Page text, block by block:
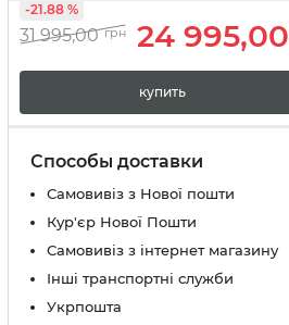
31 995,00 грн 24 995,00
-21.88 %
купить
Способы доставки
Самовивіз з Нової пошти
Кур'єр Нової Пошти
Самовивіз з інтернет магазину
Інші транспортні служби
Укрпошта